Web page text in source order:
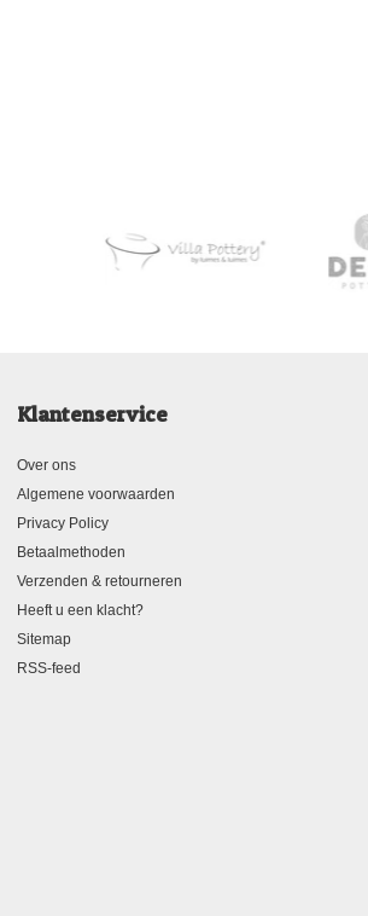
Klantenservice
Over ons
Algemene voorwaarden
Privacy Policy
Betaalmethoden
Verzenden & retourneren
Heeft u een klacht?
Sitemap
RSS-feed